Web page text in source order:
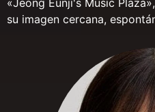
«Jeong Eunji's Music
su imagen cercana,